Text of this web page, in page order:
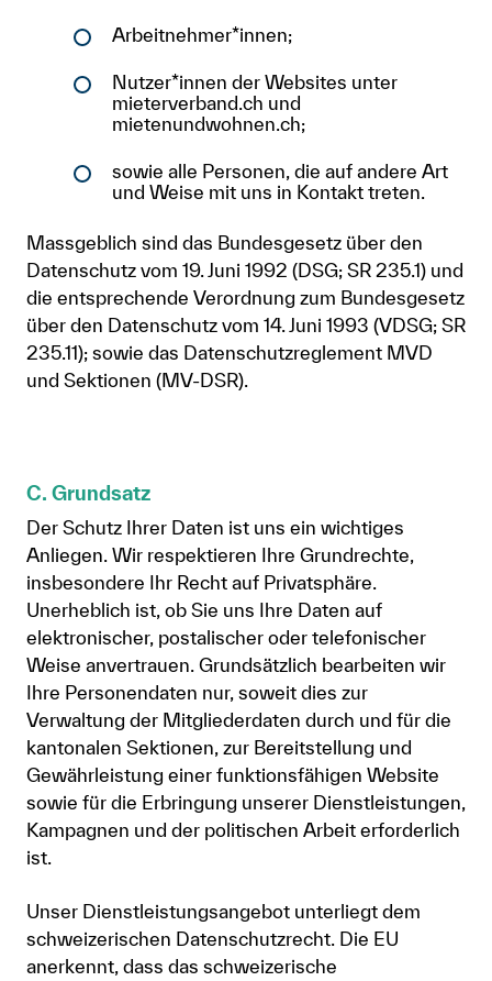
Arbeitnehmer*innen;
Nutzer*innen der Websites unter
mieterverband.ch und
mietenundwohnen.ch;
sowie alle Personen, die auf andere Art
und Weise mit uns in Kontakt treten.
Massgeblich sind das Bundesgesetz über den
Datenschutz vom 19. Juni 1992 (DSG; SR 235.1) und
die entsprechende Verordnung zum Bundesgesetz
über den Datenschutz vom 14. Juni 1993 (VDSG; SR
235.11); sowie das Datenschutzreglement MVD
und Sektionen (MV-DSR).
C. Grundsatz
Der Schutz Ihrer Daten ist uns ein wichtiges
Anliegen. Wir respektieren Ihre Grundrechte,
insbesondere Ihr Recht auf Privatsphäre.
Unerheblich ist, ob Sie uns Ihre Daten auf
elektronischer, postalischer oder telefonischer
Weise anvertrauen. Grundsätzlich bearbeiten wir
Ihre Personendaten nur, soweit dies zur
Verwaltung der Mitgliederdaten durch und für die
kantonalen Sektionen, zur Bereitstellung und
Gewährleistung einer funktionsfähigen Website
sowie für die Erbringung unserer Dienstleistungen,
Kampagnen und der politischen Arbeit erforderlich
ist.
Unser Dienstleistungsangebot unterliegt dem
schweizerischen Datenschutzrecht. Die EU
anerkennt, dass das schweizerische